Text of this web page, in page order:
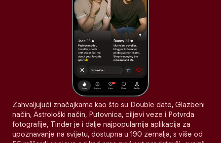
Zahvaljujući značajkama kao što su Double date, Glazbeni
način, Astrološki način, Putovnica, ciljevi veze i Potvrda
fotografije, Tinder je i dalje najpopularnija aplikacija za
upoznavanje na svijetu, dostupna u 190 zemalja, s više od